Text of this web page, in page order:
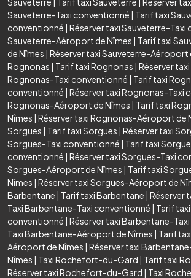
Sauveterre-Taxi conventionné | Tarif taxi
conventionné | Réserver taxi Sauveterre-Taxi
Sauveterre-Aéroport de Nîmes | Tarif taxi
de Nîmes | Réserver taxi Sauveterre-Aéroport
Rognonas | Tarif taxi Rognonas | Réserver
Rognonas-Taxi conventionné | Tarif taxi
conventionné | Réserver taxi Rognonas-Taxi
Rognonas-Aéroport de Nîmes | Tarif taxi
Nîmes | Réserver taxi Rognonas-Aéroport de
Sorgues | Tarif taxi Sorgues | Réserver taxi
Sorgues-Taxi conventionné | Tarif taxi
conventionné | Réserver taxi Sorgues-Taxi
Sorgues-Aéroport de Nîmes | Tarif taxi
Nîmes | Réserver taxi Sorgues-Aéroport de
Barbentane | Tarif taxi Barbentane | Réserver
Taxi Barbentane-Taxi conventionné | Tarif
conventionné | Réserver taxi Barbentane-
Taxi Barbentane-Aéroport de Nîmes | Tarif
Aéroport de Nîmes | Réserver taxi
Nîmes | Taxi Rochefort-du-Gard | Tarif taxi
Réserver taxi Rochefort-du-Gard | Taxi